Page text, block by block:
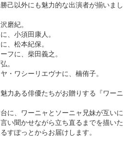
己以外にも魅力的な出演者が揃いまし
磨紀。
、小須田康人。
、松本紀保。
フに、柴田義之。
。
・ワシーリエヴナに、楠侑子。
力ある俳優たちがお贈りする『ワーニ
に、ワーニャとソーニャ兄妹が互いに
い聞かせながら立ち直るまでを描いた
すぽっとからお届けします。